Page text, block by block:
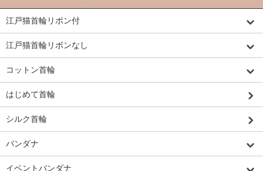
江戸猫首輪リボン付
江戸猫首輪リボンなし
コットン首輪
はじめて首輪
シルク首輪
バンダナ
イベントバンダナ